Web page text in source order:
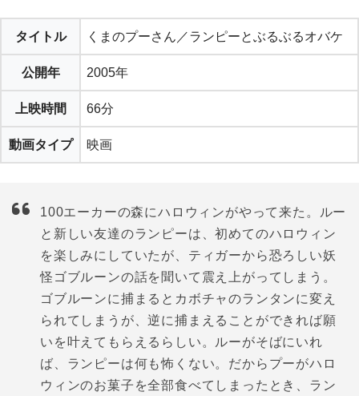
タイトル くまのプーさん／ランピーとぶるぶるオバケ
公開年 2005年
上映時間 66分
動画タイプ 映画
100エーカーの森にハロウィンがやって来た。ルー
と新しい友達のランピーは、初めてのハロウィン
を楽しみにしていたが、ティガーから恐ろしい妖
怪ゴブルーンの話を聞いて震え上がってしまう。
ゴブルーンに捕まるとカボチャのランタンに変え
られてしまうが、逆に捕まえることができれば願
いを叶えてもらえるらしい。ルーがそばにいれ
ば、ランピーは何も怖くない。だからプーがハロ
ウィンのお菓子を全部食べてしまったとき、ラン